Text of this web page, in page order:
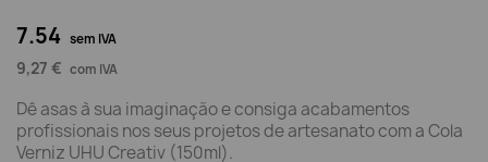
7.54 sem IVA
9,27 € com IVA
Dê asas à sua imaginação e consiga acabamentos
profissionais nos seus projetos de artesanato com a Cola
Verniz UHU Creativ (150ml).